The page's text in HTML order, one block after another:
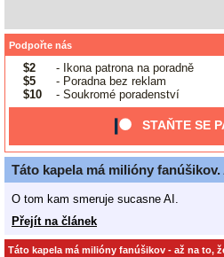
Podpořte nás
$2
- Ikona patrona na poradně
$5
- Poradna bez reklam
$10
- Soukromé poradenství
STAŇTE SE
Táto kapela má milióny
O tom kam smeruje sucasne AI.
Přejít na článek
Táto kapela má milióny fanúšikov - až na to,